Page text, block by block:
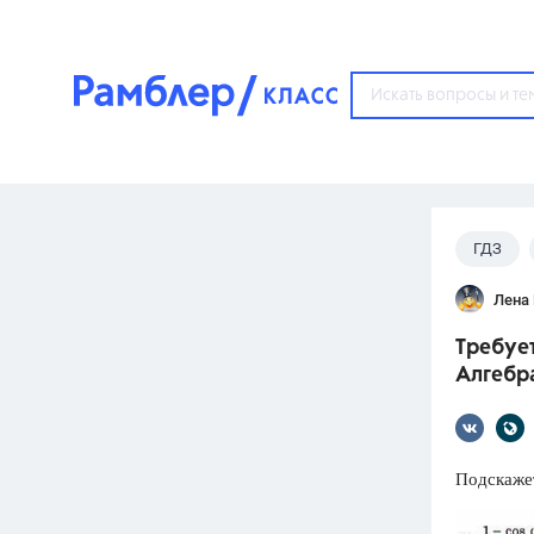
Популярные темы
ГДЗ
ОГЭ
ответов
ГДЗ
Лена